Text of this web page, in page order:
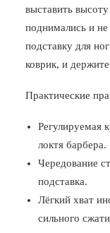
выставить
поднимались и не
подставку для
коврик, и
Практические
Регулируемая
локтя барбера.
Чередование
подставка.
Лёгкий хват
сильного